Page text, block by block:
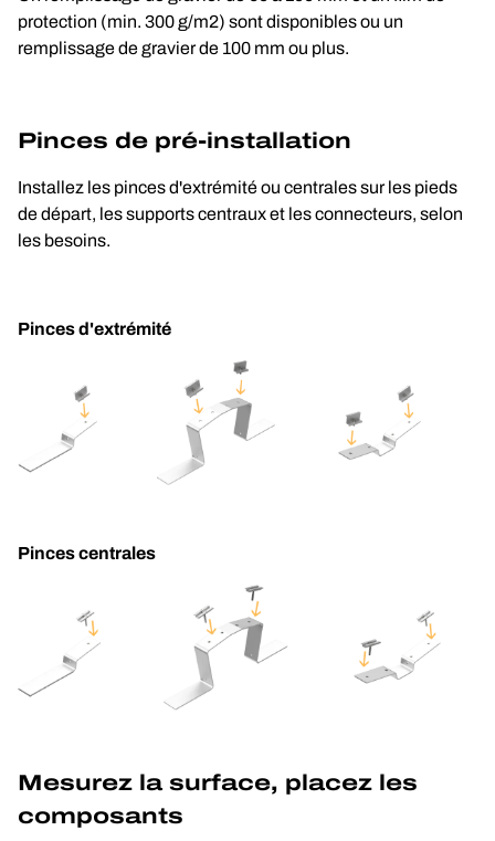
protection (min. 300 g/m2) sont disponibles ou un
remplissage de gravier de 100 mm ou plus.
Pinces de pré-installation
Installez les pinces d'extrémité ou centrales sur les pieds
de départ, les supports centraux et les connecteurs, selon
les besoins.
Pinces d'extrémité
Pinces centrales
Mesurez la surface, placez les
composants